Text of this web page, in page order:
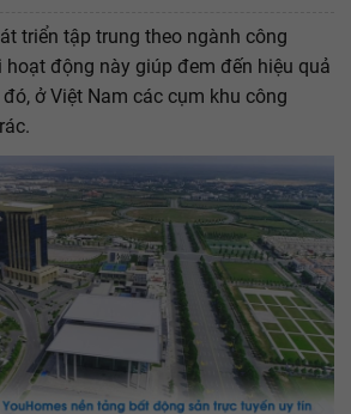
triển tập trung theo ngành công
hoạt động này giúp đem đến hiệu quả
ở Việt Nam các cụm khu công